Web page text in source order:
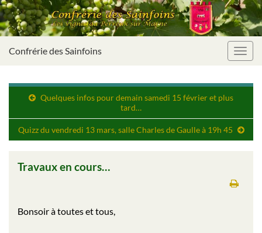
Confrérie des Sainfoins
Quelques infos pour demain samedi 15 février et plus
tard…
Quizz du vendredi 13 mars, salle Charles de Gaulle à 19h 45
Travaux en cours…
Bonsoir à toutes et tous,